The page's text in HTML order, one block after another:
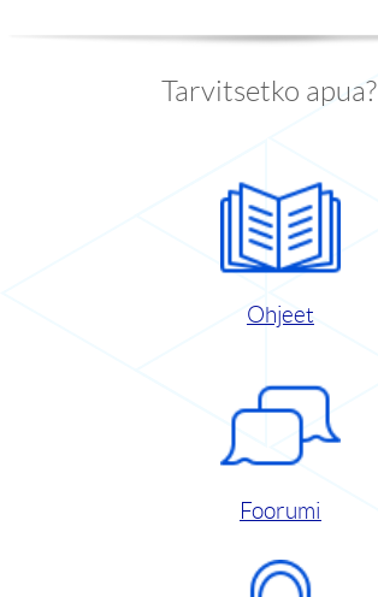
Tarvitsetko apua?
Ohjeet
Foorumi